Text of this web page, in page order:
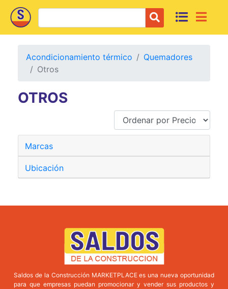
Acondicionamiento térmico
Quemadores
Otros
OTROS
Marcas
Ubicación
Saldos de la Construcción MARKETPLACE es una nueva oportunidad
para que empresas puedan promocionar y vender sus productos y